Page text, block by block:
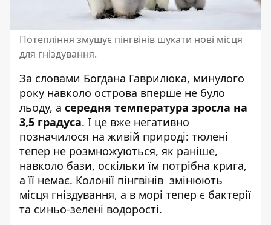
Потепління змушує пінгвінів шукати нові місця
для гніздування.
За словами Богдана Гаврилюка, минулого
року навколо острова вперше не було
льоду, а середня температура зросла на
3,5 градуса. І це вже негативно
позначилося на живій природі: тюлені
тепер не розмножуються, як раніше,
навколо бази, оскільки їм потрібна крига,
а її немає. Колонії пінгвінів змінюють
місця гніздування, а в морі тепер є бактерії
та синьо-зелені водорості.